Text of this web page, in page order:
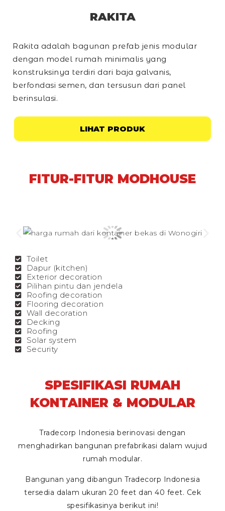
RAKITA
Rakita adalah bagunan prefab jenis modular
dengan model rumah minimalis yang
konstruksinya terdiri dari baja galvanis,
berfondasi semen, dan tersusun dari panel
berinsulasi.
LIHAT PRODUK
FITUR-FITUR MODHOUSE
Toilet
Dapur (kitchen)
Exterior decoration
Pilihan pintu dan jendela
Roofing decoration
Flooring decoration
Wall decoration
Decking
Roofing
Solar system
Security
SPESIFIKASI RUMAH
KONTAINER & MODULAR
Tradecorp Indonesia berinovasi dengan
menghadirkan bangunan prefabrikasi dalam wujud
rumah modular.
Bangunan yang dibangun Tradecorp Indonesia
tersedia dalam ukuran 20 feet dan 40 feet. Cek
spesifikasinya berikut ini!